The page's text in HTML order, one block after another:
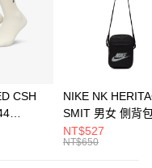
商業銀行
商業銀行
CSH
短統襪
NIKE NK
SMIT 男女 側背
BA5871010
NT$527
NT$650